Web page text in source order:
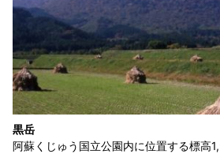
黒岳
阿蘇くじゅう国立公園内に位置する標高